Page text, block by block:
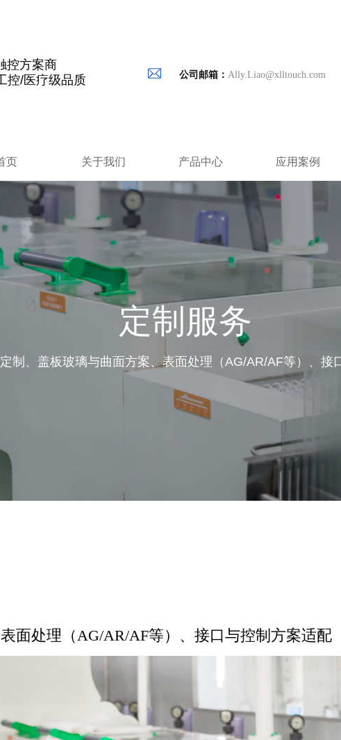
页 关于我们 产品中心 应用案例
公司邮箱： Ally.Liao@xlltouch.com
控方案商
控/医疗级品质
面处理（AG/AR/AF等）、接口与控制方案适配
定制服务
制、盖板玻璃与曲面方案、表面处理（AG/AR/AF等）、接